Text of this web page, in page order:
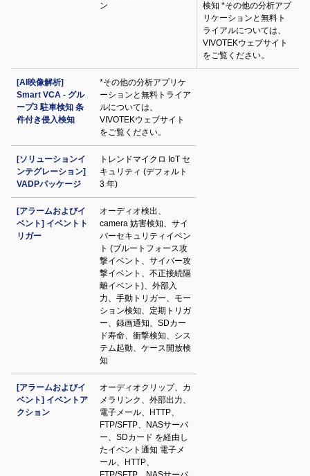
ン
検知 *その他の分析アプ
リケーションと無料ト
ライアルについては、
VIVOTEKウェブサイト
をご覧ください。
[AI映像解析]
Smart VCA - グル
ープ3 駐車検知 条
件付き侵入検知
*その他の分析アプリケ
ーションと無料トライア
ルについては、
VIVOTEKウェブサイト
をご覧ください。
[ソリューションイ
ンテグレーション]
VADPパッケージ
トレンドマイクロ IoT セ
キュリティ (デフォルト
3 年)
[アラームおよびイ
ベント] イベントト
リガー
オーディオ検出、
camera 妨害検知、サイ
バーセキュリティイベン
ト (ブルートフォース攻
撃イベント、サイバー攻
撃イベント、不正接続隔
離イベント)、外部入
力、手動トリガー、モー
ション検知、定期トリガ
ー、録画通知、SDカー
ド寿命、衝撃検知、シス
テム起動、ケース開放検
知
[アラームおよびイ
ベント] イベントア
クション
オーディオクリップ、カ
メラリンク、外部出力、
電子メール、HTTP、
FTP/SFTP、NASサーバ
ー、SDカード を経由し
たイベント通知 電子メ
ール、HTTP、